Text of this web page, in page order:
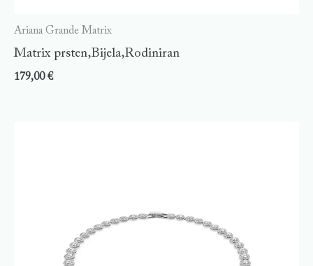
Ariana Grande Matrix
Matrix prsten,Bijela,Rodiniran
179,00€